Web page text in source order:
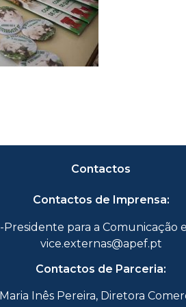
Contactos
Contactos de Imprensa:
-Presidente para a Comunicação
vice.externas@apef.pt
Contactos de Parceria:
Maria Inês Pereira, Diretora